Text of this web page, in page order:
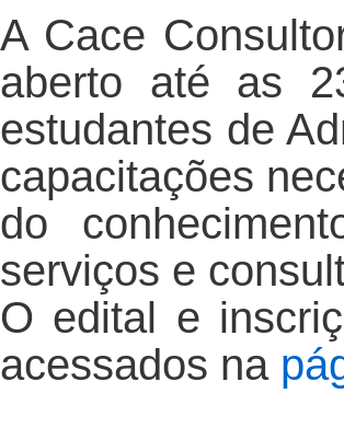
A Cace
aberto até as
estudantes de
capacitações
do
serviços e
O edital e
acessados na